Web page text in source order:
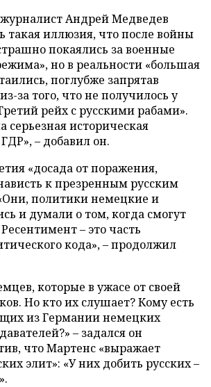
Андрей Медведев
такая иллюзия, что после войны
покаялись за военные
но в реальности «большая
поглубже запрятав
за того, что не получилось у
рейх с русскими рабами».
серьезная историческая
– добавил он.
«досада от поражения,
к презренным русским
политики немецкие и
и думали о том, когда смогут
– это часть
кода», – продолжил
которые в ужасе от своей
Но кто их слушает? Кому есть
из Германии немецких
– задался он
что Мартенс «выражает
элит»: «У них добить русских –